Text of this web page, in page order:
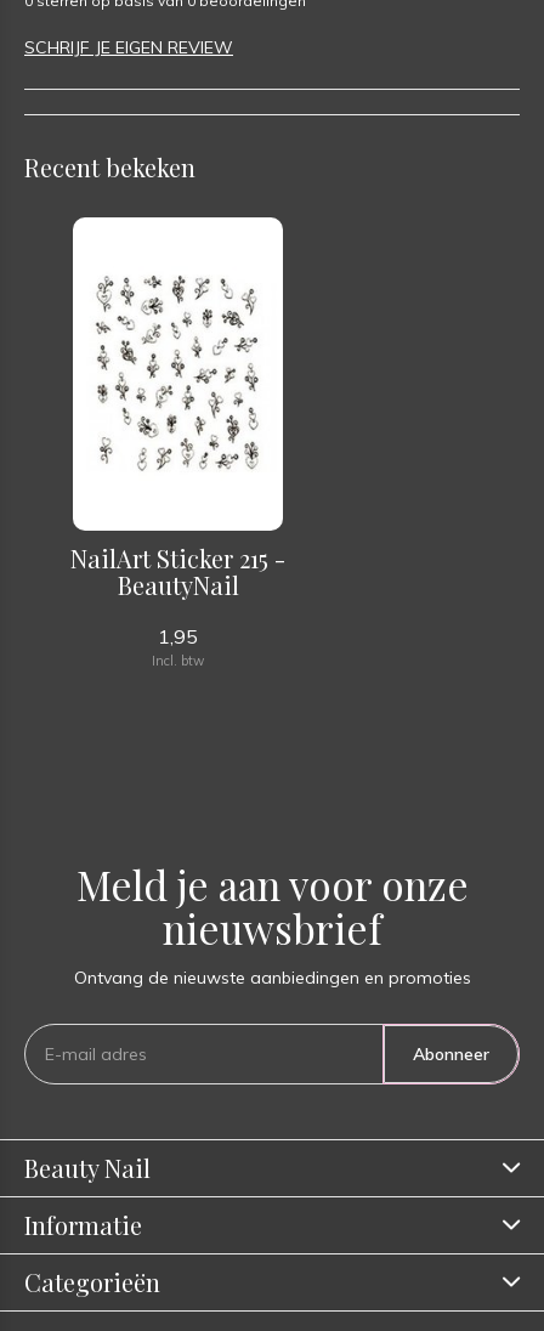
SCHRIJF JE EIGEN REVIEW
Recent bekeken
NailArt Sticker 215 -
BeautyNail
1,95
Incl. btw
Meld je aan voor onze
nieuwsbrief
Ontvang de nieuwste aanbiedingen en promoties
Abonneer
Beauty Nail
Informatie
Categorieën